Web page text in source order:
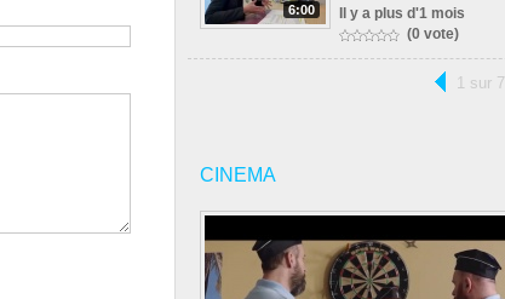
6:00
Il y a plus d'1 mois
(0 vote)
1 sur 7
CINEMA